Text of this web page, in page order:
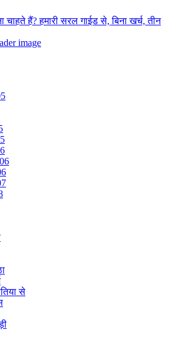
हैं? हमारी सरल गाईड से, बिना खर्च, तीन
से